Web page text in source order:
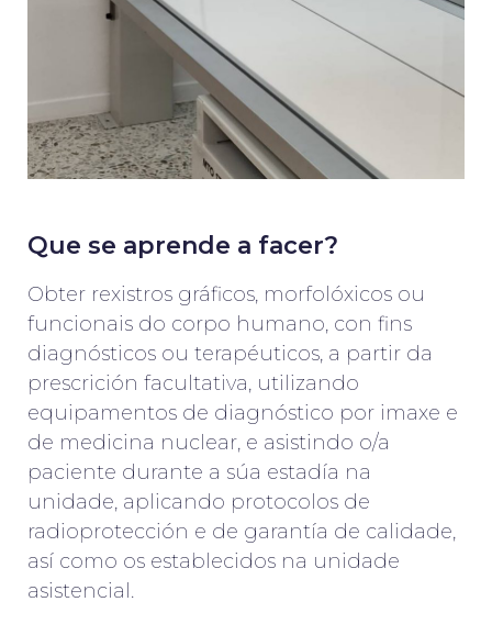
Que se aprende a facer?
Obter rexistros gráficos, morfolóxicos ou
funcionais do corpo humano, con fins
diagnósticos ou terapéuticos, a partir da
prescrición facultativa, utilizando
equipamentos de diagnóstico por imaxe e
de medicina nuclear, e asistindo o/a
paciente durante a súa estadía na
unidade, aplicando protocolos de
radioprotección e de garantía de calidade,
así como os establecidos na unidade
asistencial.